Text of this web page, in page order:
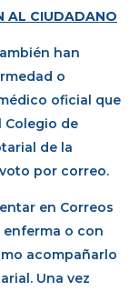
AL CIUDADANO
han
o
oficial que
Colegio de
de la
por correo.
en Correos
o con
acompañarlo
Una vez